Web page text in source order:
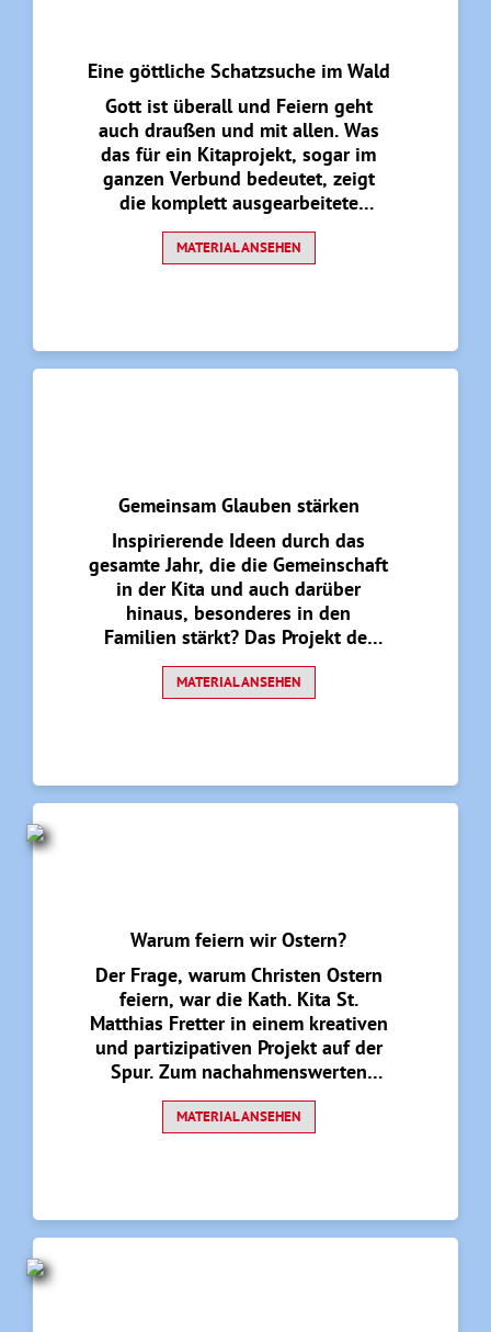
Eine göttliche Schatzsuche im Wald
Gott ist überall und Feiern geht
auch draußen und mit allen. Was
das für ein Kitaprojekt, sogar im
ganzen Verbund bedeutet, zeigt
die komplett ausgearbeitete
Schatzsuche mit Andacht im Wald
von den fünf Einrichtungen der
MATERIAL ANSEHEN
Gemeinsam Glauben stärken
Inspirierende Ideen durch das
gesamte Jahr, die die Gemeinschaft
in der Kita und auch darüber
hinaus, besonderes in den
Familien stärkt? Das Projekt der
Kath. Kita St. Kilian Paderborn
bietet genau das. Hier geht es zum
MATERIAL ANSEHEN
Warum feiern wir Ostern?
Der Frage, warum Christen Ostern
feiern, war die Kath. Kita St.
Matthias Fretter in einem kreativen
und partizipativen Projekt auf der
Spur. Zum nachahmenswerten
Projekt mit bleibendem QR-Code,
der auch über die Kita hinaus
MATERIAL ANSEHEN